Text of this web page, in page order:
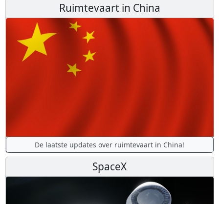
Ruimtevaart in China
De laatste updates over ruimtevaart in China!
SpaceX